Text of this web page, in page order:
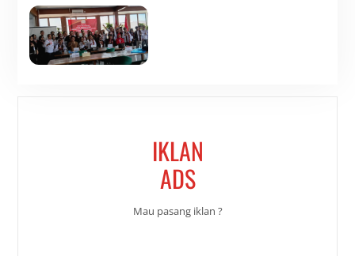
IKLAN
ADS
Mau pasang iklan ?